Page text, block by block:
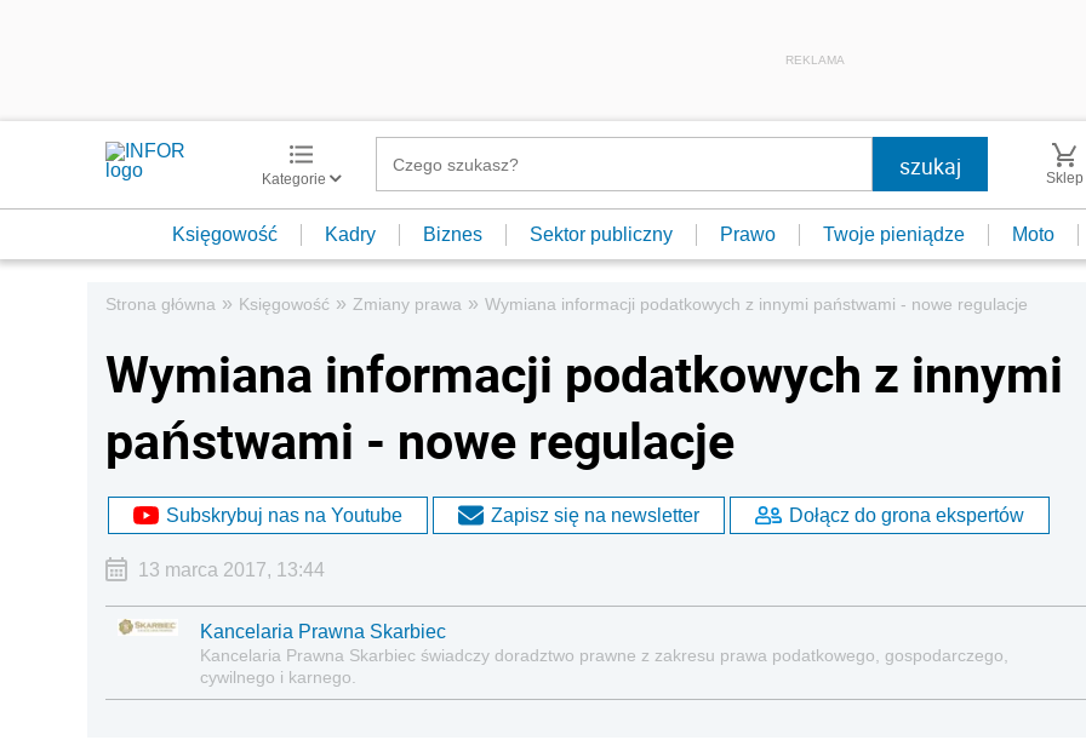
REKLAMA
Kategorie Sklep
Księgowość Kadry Biznes Sektor publiczny Prawo Twoje pieniądze Moto
Strona główna » Księgowość » Zmiany prawa » Wymiana informacji podatkowych z innymi państwami - nowe regulacje
Wymiana informacji podatkowych z innymi
państwami - nowe regulacje
Subskrybuj nas na Youtube Zapisz się na newsletter Dołącz do grona ekspertów
13 marca 2017, 13:44
Kancelaria Prawna Skarbiec
Kancelaria Prawna Skarbiec świadczy doradztwo prawne z zakresu prawa podatkowego, gospodarczego,
cywilnego i karnego.